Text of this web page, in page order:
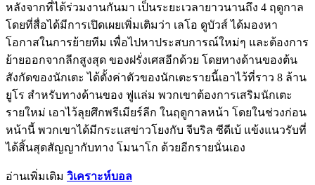
หลังจากที่ได้ร่วมงานกันมา เป็นระยะเวลายาวนานถึง 4 ฤดูกาล
โดยที่สื่อได้มีการเปิดเผยเพิ่มเติมว่า เลโอ ดูบัวส์ ได้มองหา
โอกาสในการย้ายทีม เพื่อไปหาประสบการณ์ใหม่ๆ และต้องการ
ย้ายออกจากลีกสูงสุด ของฝรั่งเศสอีกด้วย โดยทางด้านของต้น
สังกัดของนักเตะ ได้ตั้งค่าตัวของนักเตะรายนี้เอาไว้ที่ราว 8 ล้าน
ยูโร สำหรับทางด้านของ ฟูแล่ม พวกเขาต้องการเสริมนักเตะ
รายใหม่ เอาไว้ลุยศึกพรีเมียร์ลีก ในฤดูกาลหน้า โดยในช่วงก่อน
หน้านี้ พวกเขาได้มีกระแสข่าวโยงกับ จีบริล ซีดีเบ้ แข้งแนวรับที่
ได้สิ้นสุดสัญญากับทาง โมนาโก ด้วยอีกรายนั่นเอง
อ่านเพิ่มเติม วิเคราะห์บอล